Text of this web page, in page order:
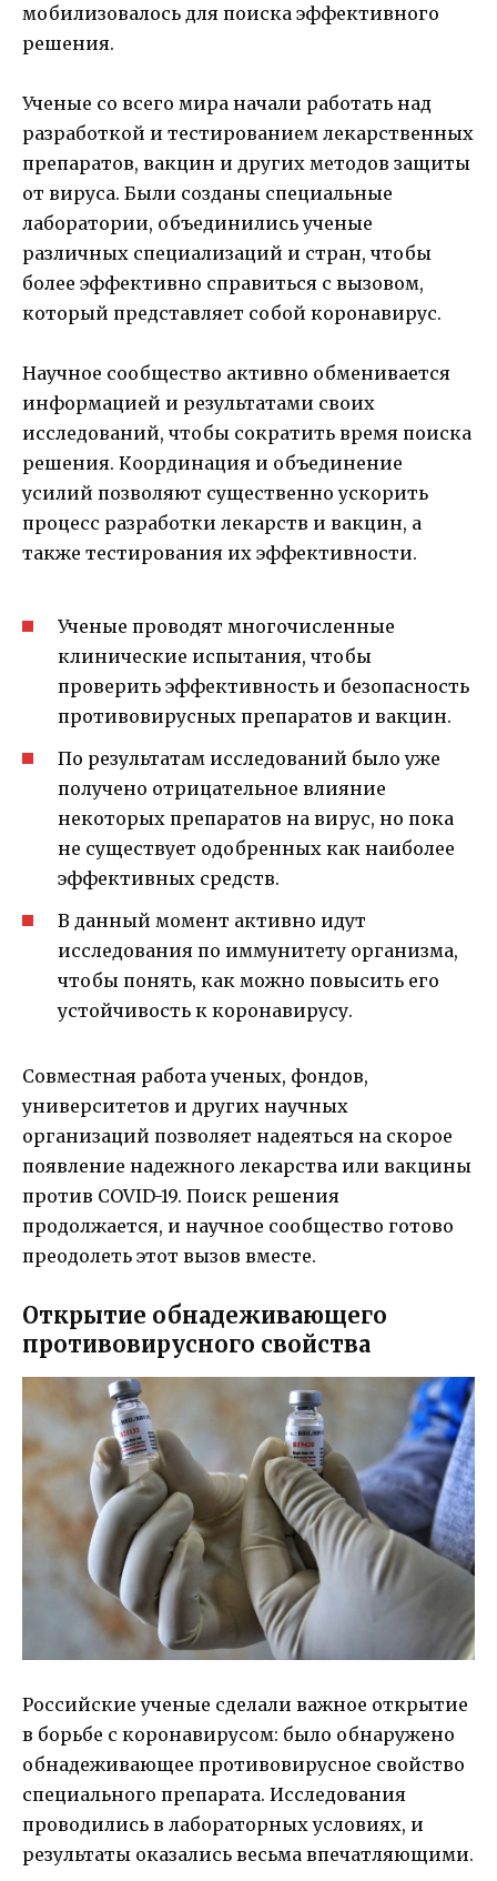
мобилизовалось для поиска эффективного
решения.
Ученые со всего мира начали работать над
разработкой и тестированием лекарственных
препаратов, вакцин и других методов защиты
от вируса. Были созданы специальные
лаборатории, объединились ученые
различных специализаций и стран, чтобы
более эффективно справиться с вызовом,
который представляет собой коронавирус.
Научное сообщество активно обменивается
информацией и результатами своих
исследований, чтобы сократить время поиска
решения. Координация и объединение
усилий позволяют существенно ускорить
процесс разработки лекарств и вакцин, а
также тестирования их эффективности.
Ученые проводят многочисленные
клинические испытания, чтобы
проверить эффективность и безопасность
противовирусных препаратов и вакцин.
По результатам исследований было уже
получено отрицательное влияние
некоторых препаратов на вирус, но пока
не существует одобренных как наиболее
эффективных средств.
В данный момент активно идут
исследования по иммунитету организма,
чтобы понять, как можно повысить его
устойчивость к коронавирусу.
Совместная работа ученых, фондов,
университетов и других научных
организаций позволяет надеяться на скорое
появление надежного лекарства или вакцины
против COVID-19. Поиск решения
продолжается, и научное сообщество готово
преодолеть этот вызов вместе.
Открытие обнадеживающего
противовирусного свойства
Российские ученые сделали важное открытие
в борьбе с коронавирусом: было обнаружено
обнадеживающее противовирусное свойство
специального препарата. Исследования
проводились в лабораторных условиях, и
результаты оказались весьма впечатляющими.